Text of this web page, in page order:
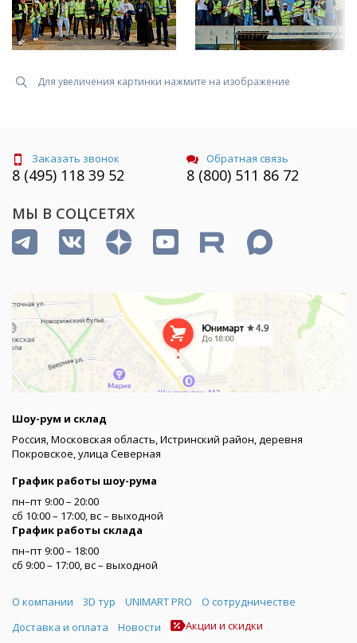
Для увеличения картинки нажмите на изображение
Заказать звонок
8 (495) 118 39 52
Обратная связь
8 (800) 511 86 72
МЫ В СОЦСЕТЯХ
Шоу-рум и склад
Россия, Московская область, Истринский район, деревня
Покровское, улица Северная
График работы шоу-рума
пн–пт 9:00 – 20:00
сб 10:00 – 17:00, вс – выходной
График работы склада
пн–пт 9:00 – 18:00
сб 9:00 – 17:00, вс – выходной
Меню
О компании 3D тур UNIMART PRO
О сотрудничестве
Доставка и оплата
Новости Акции и скидки